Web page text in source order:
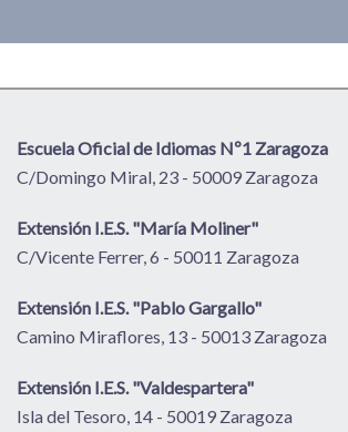
Escuela Oficial de Idiomas Nº1 Zaragoza
C/Domingo Miral, 23 - 50009 Zaragoza
Extensión I.E.S. "María Moliner"
C/Vicente Ferrer, 6 - 50011 Zaragoza
Extensión I.E.S. "Pablo Gargallo"
Camino Miraflores, 13 - 50013 Zaragoza
Extensión I.E.S. "Valdespartera"
Isla del Tesoro, 14 - 50019 Zaragoza